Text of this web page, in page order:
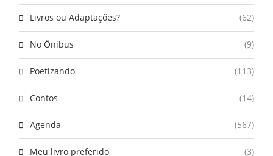
Livros ou Adaptações? (62)
No Ônibus (9)
Poetizando (113)
Contos (14)
Agenda (567)
Meu livro preferido (3)